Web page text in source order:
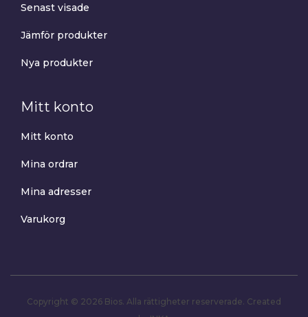
Senast visade
Jämför produkter
Nya produkter
Mitt konto
Mitt konto
Mina ordrar
Mina adresser
Varukorg
Copyright © 2026 Bios. Alla rättigheter reserverade. Created